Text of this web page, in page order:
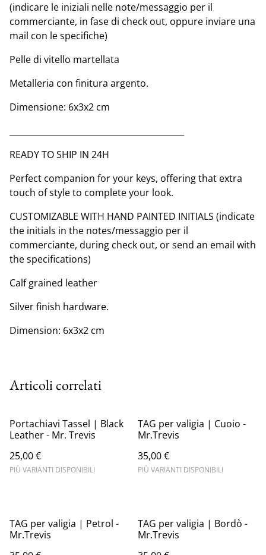
(indicare le iniziali nelle note/messaggio per il
commerciante, in fase di check out, oppure inviare una
mail con le specifiche)
Pelle di vitello martellata
Metalleria con finitura argento.
Dimensione: 6x3x2 cm
READY TO SHIP IN 24H
Perfect companion for your keys, offering that extra
touch of style to complete your look.
CUSTOMIZABLE WITH HAND PAINTED INITIALS (indicate
the initials in the notes/messaggio per il
commerciante, during check out, or send an email with
the specifications)
Calf grained leather
Silver finish hardware.
Dimension: 6x3x2 cm
Articoli correlati
Portachiavi Tassel | Black
Leather - Mr. Trevis
25,00 €
PIÙ VARIANTI DISPONIBILI
TAG per valigia | Cuoio -
Mr.Trevis
35,00 €
PIÙ VARIANTI DISPONIBILI
TAG per valigia | Petrol -
Mr.Trevis
TAG per valigia | Bordò -
Mr.Trevis